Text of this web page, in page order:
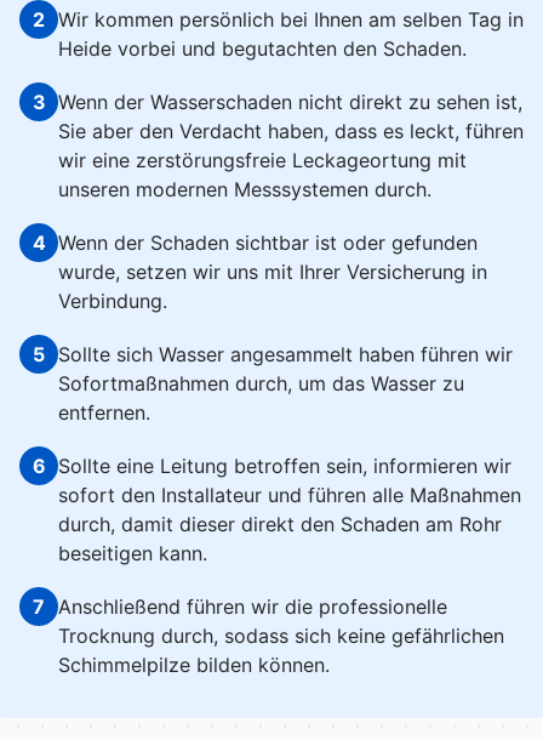
2 Wir kommen persönlich bei Ihnen am selben Tag in
Heide vorbei und begutachten den Schaden.
3 Wenn der Wasserschaden nicht direkt zu sehen ist,
Sie aber den Verdacht haben, dass es leckt, führen
wir eine zerstörungsfreie Leckageortung mit
unseren modernen Messsystemen durch.
4 Wenn der Schaden sichtbar ist oder gefunden
wurde, setzen wir uns mit Ihrer Versicherung in
Verbindung.
5 Sollte sich Wasser angesammelt haben führen wir
Sofortmaßnahmen durch, um das Wasser zu
entfernen.
6 Sollte eine Leitung betroffen sein, informieren wir
sofort den Installateur und führen alle Maßnahmen
durch, damit dieser direkt den Schaden am Rohr
beseitigen kann.
7 Anschließend führen wir die professionelle
Trocknung durch, sodass sich keine gefährlichen
Schimmelpilze bilden können.